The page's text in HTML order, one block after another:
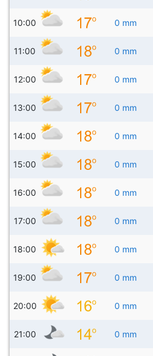
10:00 0 mm
11:00 0 mm
12:00 0 mm
13:00 0 mm
14:00 0 mm
15:00 0 mm
16:00 0 mm
17:00 0 mm
18:00 0 mm
19:00 0 mm
20:00 0 mm
21:00 0 mm